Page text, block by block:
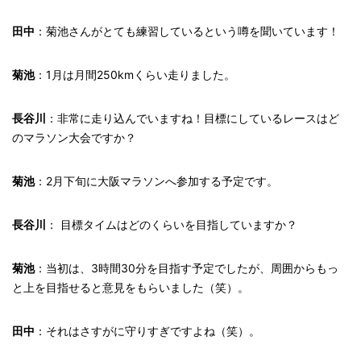
田中 ：菊池さんがとても練習しているという噂を聞いています！
菊池： 1 月は月間250km くらい走りました。
長谷川
：非常に走り込んでいますね！目標にしているレースはど
のマラソン大会ですか？
菊池：2月下旬に大阪マラソンへ参加する予定です。
長谷川 ： 目標タイムはどのくらいを目指していますか？
菊池：当初は、3時間30分を目指す予定でしたが、周囲からもっ
と上を目指せると意見をもらいました（笑）。
田中 ：それはさすがに守りすぎですよね（笑）。